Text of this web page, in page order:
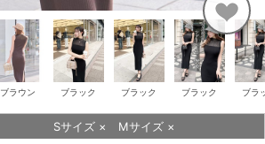
ブラウン ブラック ブラック ブラック ブラ
Sサイズ × Mサイズ ×